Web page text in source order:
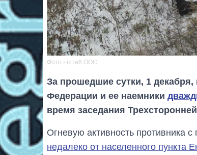
Фото - штаб ООС.
За прошедшие сутки, 1
Федерации и ее наемники
время заседания
Огневую активность противника
недалеко от населенного пункта